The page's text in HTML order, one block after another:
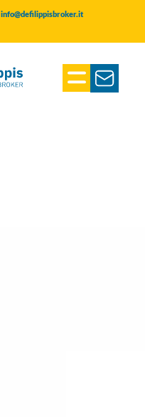
info@defilippisbroker.it